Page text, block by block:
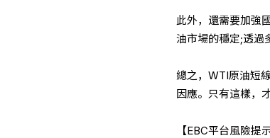
此外，還需要加強
油市場的穩定;透過
總之，WTI原油短
因應。只有這樣，
【EBC平台風險